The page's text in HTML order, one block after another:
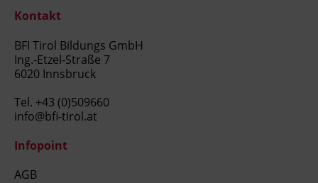
Kontakt
BFI Tirol Bildungs GmbH
Ing.-Etzel-Straße 7
6020 Innsbruck
Tel. +43 (0)509660
info@bfi-tirol.at
Infopoint
AGB